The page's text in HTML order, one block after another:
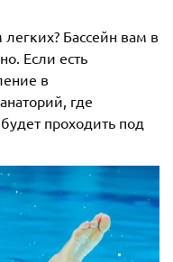
Бассейн вам в
Если есть
в
где
проходить под